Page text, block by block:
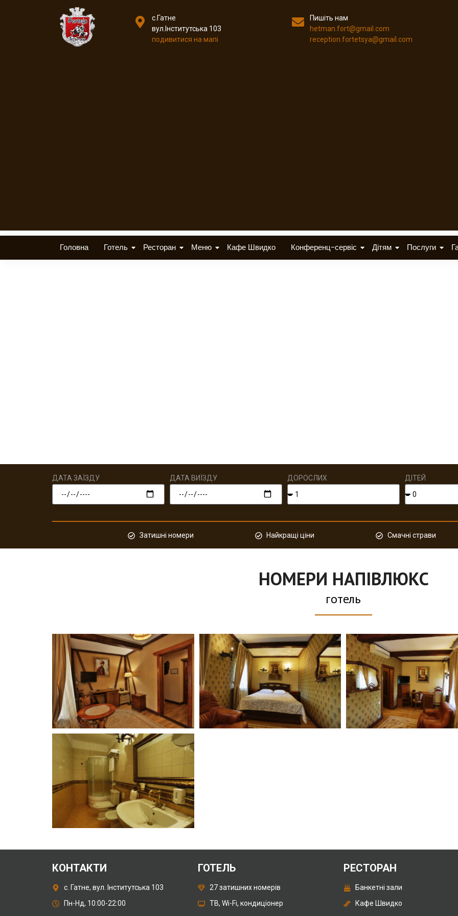
с.Гатне
вул.Інститутська 103
подивитися на мапі
Пишіть нам
hetman.fort@gmail.com
reception.fortetsya@gmail.com
Головна Готель Ресторан Меню Кафе Швидко Конференц-сервіс Дітям Послуги
ДАТА ЗАЇЗДУ ДАТА ВИЇЗДУ ДОРОСЛИХ
ДІТЕЙ
Затишні номери Найкращі ціни Смачні страви
НОМЕРИ НАПІВЛЮКС
готель
КОНТАКТИ
с. Гатне, вул. Інститутська 103
Пн-Нд, 10:00-22:00
ГОТЕЛЬ
27 затишних номерів
ТВ, Wi-Fi, кондиціонер
РЕСТОРАН
Банкетні зали
Кафе Швидко